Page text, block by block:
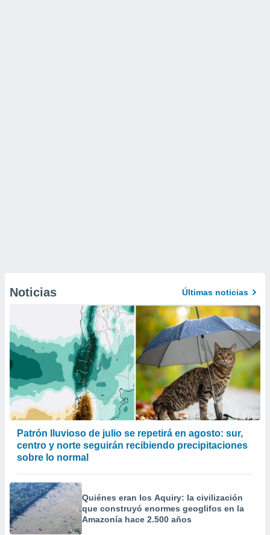
Noticias Últimas noticias
Patrón lluvioso de julio se repetirá en agosto: sur,
centro y norte seguirán recibiendo precipitaciones
sobre lo normal
Quiénes eran los Aquiry: la civilización
que construyó enormes geoglifos en la
Amazonía hace 2.500 años